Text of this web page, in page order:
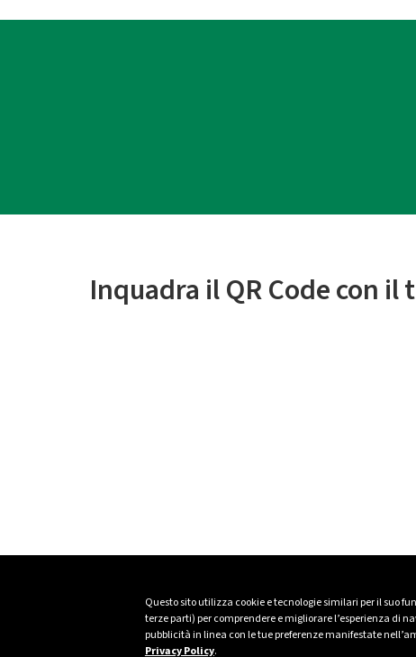
Questo sito utilizza cookie e tecnologie similari per il suo
terze parti) per comprendere e migliorare l’esperienza di
pubblicità in linea con le tue preferenze manifestate
Privacy Policy.
Inquadra il QR Code con